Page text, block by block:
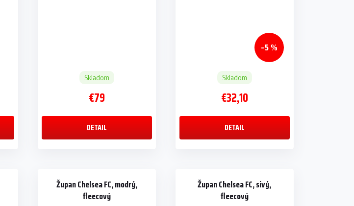
Skladom
€79
DETAIL
–5 %
Skladom
€32,10
DETAIL
Župan Chelsea FC, modrý,
fleecový
Župan Chelsea FC, sivý,
fleecový